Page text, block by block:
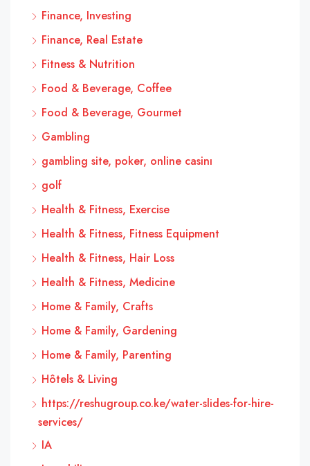
Finance, Investing
Finance, Real Estate
Fitness & Nutrition
Food & Beverage, Coffee
Food & Beverage, Gourmet
Gambling
gambling site, poker, online casinı
golf
Health & Fitness, Exercise
Health & Fitness, Fitness Equipment
Health & Fitness, Hair Loss
Health & Fitness, Medicine
Home & Family, Crafts
Home & Family, Gardening
Home & Family, Parenting
Hôtels & Living
https://reshugroup.co.ke/water-slides-for-hire-
services/
IA